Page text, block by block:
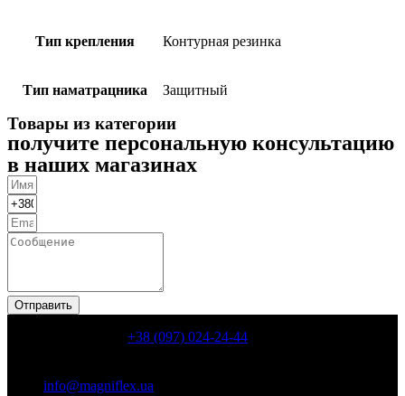
Тип крепления Контурная резинка
Тип наматрацника Защитный
Товары из категории
получите персональную консультацию
в наших магазинах
Отправить
+38 (097) 024-24-44
info@magniflex.ua